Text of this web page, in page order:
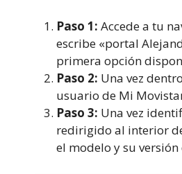
Paso 1: Accede a tu
escribe «portal
primera opción
Paso 2: Una vez
usuario de Mi
Paso 3: Una vez
redirigido al interior
el modelo y su